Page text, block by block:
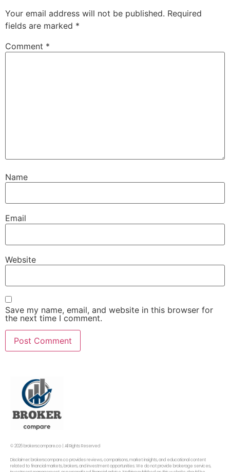
Your email address will not be published. Required
fields are marked *
Comment *
Name
Email
Website
Save my name, email, and website in this browser for
the next time I comment.
© 2026 brokerscompare.co | All Rights Reserved
Disclaimer: brokerscompare.co provides reviews, comparisons, market insights, and educational content
related to financial markets, brokers, and investment opportunities. We do not provide brokerage services,